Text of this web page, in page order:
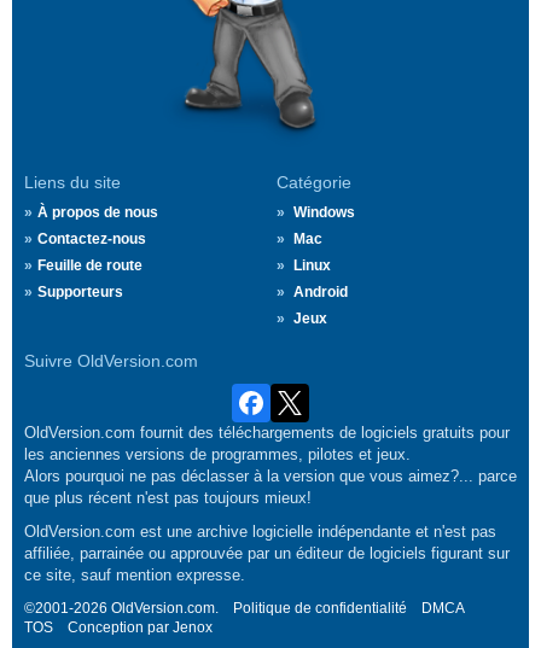
Liens du site
À propos de nous
Contactez-nous
Feuille de route
Supporteurs
Catégorie
Windows
Mac
Linux
Android
Jeux
Suivre OldVersion.com
OldVersion.com fournit des téléchargements de logiciels gratuits pour
les anciennes versions de programmes, pilotes et jeux.
Alors pourquoi ne pas déclasser à la version que vous aimez?... parce
que plus récent n'est pas toujours mieux!
OldVersion.com est une archive logicielle indépendante et n'est pas
affiliée, parrainée ou approuvée par un éditeur de logiciels figurant sur
ce site, sauf mention expresse.
©2001-2026 OldVersion.com. Politique de confidentialité
DMCA
TOS
Conception par Jenox